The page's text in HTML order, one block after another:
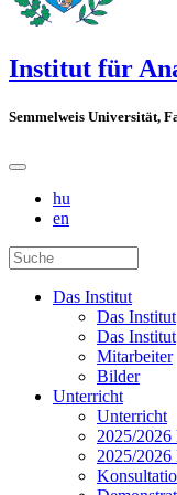
Institut für
Semmelweis Universität,
hu
en
Das Institut
Das Institut
Das Institut
Mitarbeiter
Bilder
Unterricht
Unterricht
2025/2026
2025/2026